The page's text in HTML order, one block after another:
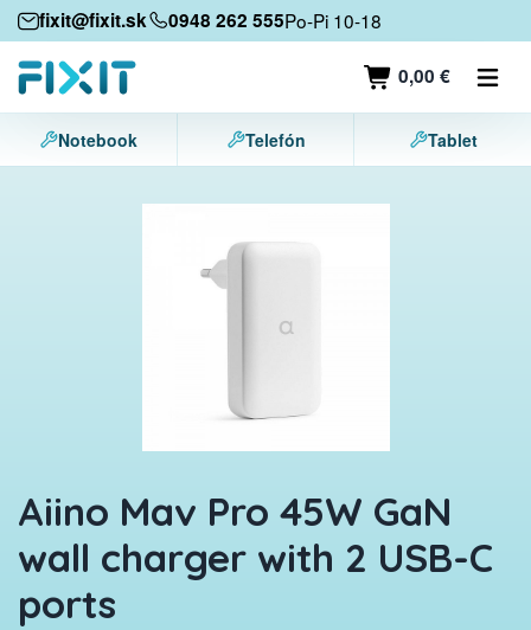
fixit@fixit.sk 0948 262 555Po-Pi 10-18
0,00 €
Mobilné zariadenia
Mobilné telefóny
Tablety
Notebook Telefón Tablet
Aiino Mav Pro 45W GaN
wall charger with 2 USB-C
ports